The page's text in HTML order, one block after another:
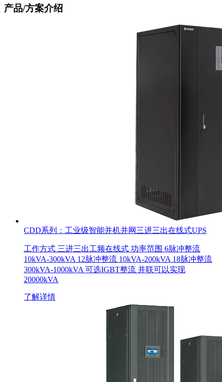
产品/方案介绍
CDD系列：工业级智能并机并网三进三出在线式UPS
工作方式 三进三出工频在线式 功率范围 6脉冲整流
10kVA-300kVA 12脉冲整流 10kVA-200kVA 18脉冲整流
300kVA-1000kVA 可选IGBT整流 并联可以实现
20000kVA
了解详情